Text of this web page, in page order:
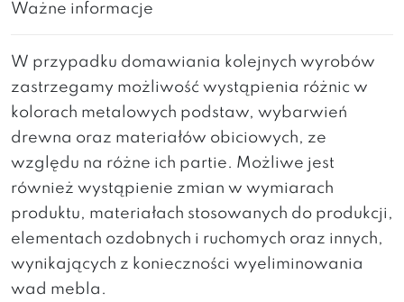
Ważne informacje
W przypadku domawiania kolejnych wyrobów
zastrzegamy możliwość wystąpienia różnic w
kolorach metalowych podstaw, wybarwień
drewna oraz materiałów obiciowych, ze
względu na różne ich partie. Możliwe jest
również wystąpienie zmian w wymiarach
produktu, materiałach stosowanych do produkcji,
elementach ozdobnych i ruchomych oraz innych,
wynikających z konieczności wyeliminowania
wad mebla.